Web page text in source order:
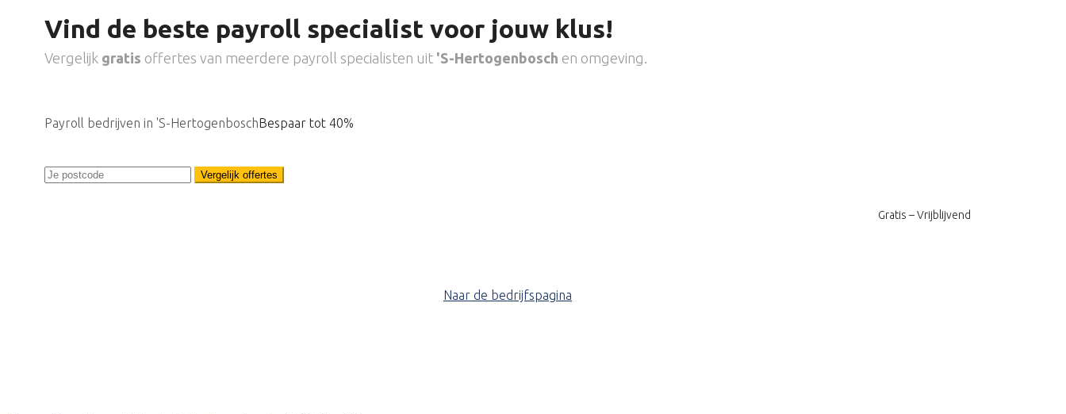
Vind de beste payroll specialist voor jouw klus!
Vergelijk gratis offertes van meerdere payroll specialisten uit 'S-Hertogenbosch en omgeving.
Payroll bedrijven in 'S-HertogenboschBespaar tot 40%
Vergelijk offertes
Gratis – Vrijblijvend
Naar de bedrijfspagina